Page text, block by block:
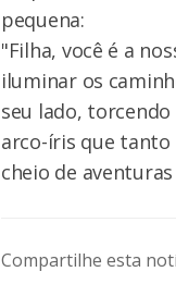
pequena:
"Filha, você é a
iluminar os
seu lado, torcendo
arco-íris que
cheio de
Compartilhe esta